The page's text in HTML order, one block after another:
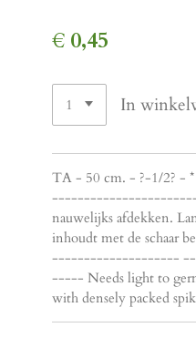
€ 0,45
In
TA - 50 cm. - ?-1/
nauwelijks afdekken.
inhoudt met de
--------------------
----- Needs light to
with densely packed